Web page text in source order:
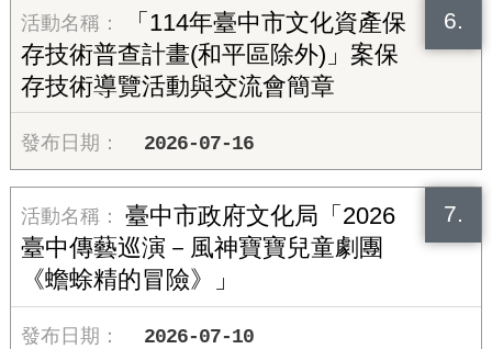
6.
「114年臺中市文化資產保
存技術普查計畫(和平區除外)」案保
存技術導覽活動與交流會簡章
2026-07-16
7.
臺中市政府文化局「2026
臺中傳藝巡演－風神寶寶兒童劇團
《蟾蜍精的冒險》」
2026-07-10